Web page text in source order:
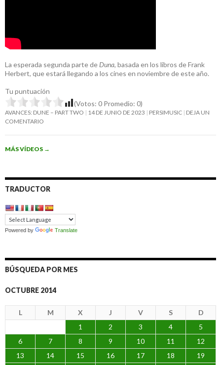
La esperada segunda parte de Duna, basada en los libros de Frank
Herbert, que estará llegando a los cines en noviembre de este año.
Tu puntuación
(Votos: 0 Promedio: 0)
AVANCES: DUNE – PART TWO 14 DE JUNIO DE 2023 PERSIMUSIC DEJA UN
COMENTARIO
MÁS VÍDEOS →
TRADUCTOR
Powered by Translate
BÚSQUEDA POR MES
OCTUBRE 2014
L M X J V S
D
1
2 3 4
5
6
7 8 9 10 11
12
13
14 15 16 17 18
19